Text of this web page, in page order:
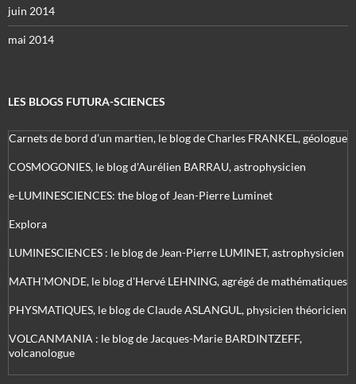
juin 2014
mai 2014
LES BLOGS FUTURA-SCIENCES
Carnets de bord d’un martien, le blog de Charles FRANKEL, géologue
COSMOGONIES, le blog d'Aurélien BARRAU, astrophysicien
e-LUMINESCIENCES: the blog of Jean-Pierre Luminet
Explora
LUMINESCIENCES : le blog de Jean-Pierre LUMINET, astrophysicien
MATH'MONDE, le blog d'Hervé LEHNING, agrégé de mathématiques
PHYSMATIQUES, le blog de Claude ASLANGUL, physicien théoricien
VOLCANMANIA : le blog de Jacques-Marie BARDINTZEFF,
volcanologue